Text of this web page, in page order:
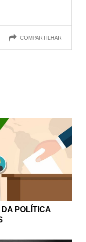
COMPARTILHAR
POLÍTICA